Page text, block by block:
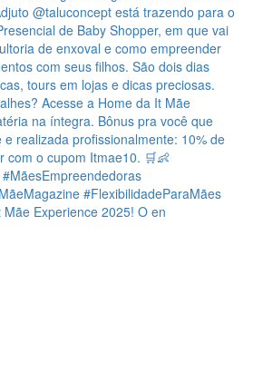
Experience 2025! O en